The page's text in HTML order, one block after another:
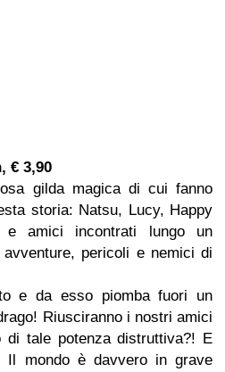
€ 3,90
gilda magica di cui fanno
storia: Natsu, Lucy, Happy
amici incontrati lungo un
pericoli e nemici di
e da esso piomba fuori un
Riusciranno i nostri amici
di tale potenza distruttiva?! E
Il mondo è davvero in grave